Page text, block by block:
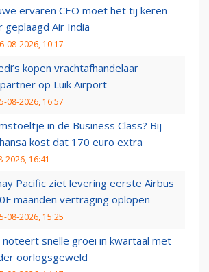
ervaren CEO moet het tij keren
geplaagd Air India
08-2026, 10:17
kopen vrachtafhandelaar
op Luik Airport
08-2026, 16:57
in de Business Class? Bij
kost dat 170 euro extra
2026, 16:41
Pacific ziet levering eerste Airbus
maanden vertraging oplopen
08-2026, 15:25
noteert snelle groei in kwartaal met
oorlogsgeweld